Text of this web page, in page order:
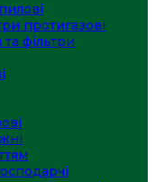
протигазові
фільтри